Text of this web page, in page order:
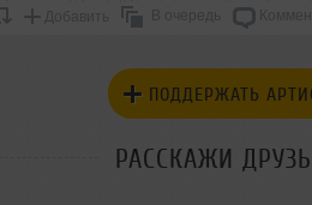
Добавить В очередь
ПОДДЕРЖАТЬ
РАССКАЖИ